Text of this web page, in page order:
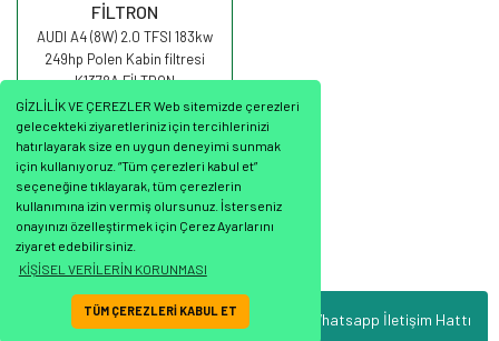
GİZLİLİK VE ÇEREZLER Web sitemizde çerezleri
gelecekteki ziyaretleriniz için tercihlerinizi
hatırlayarak size en uygun deneyimi sunmak
için kullanıyoruz. “Tüm çerezleri kabul et”
seçeneğine tıklayarak, tüm çerezlerin
kullanımına izin vermiş olursunuz. İsterseniz
onayınızı özelleştirmek için Çerez Ayarlarını
ziyaret edebilirsiniz.
KİŞİSEL VERİLERİN KORUNMASI
TÜM ÇEREZLERİ KABUL ET Whatsapp İletişim Hattı
FİLTRON
AUDI A4 (8W) 2.0 TFSI 183kw
249hp Polen Kabin filtresi
K1378A FİLTRON
598,76 TL